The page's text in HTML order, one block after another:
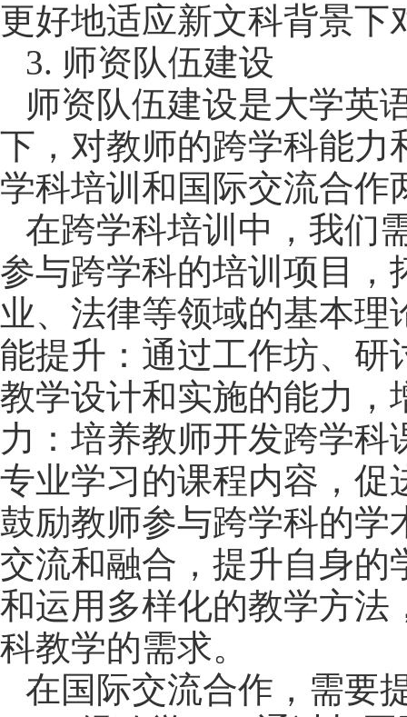
更好地适应新文科背景下
3. 师资队伍建设
师资队伍建设是大学英
下，对教师的跨学科能力
学科培训和国际交流合作
在跨学科培训 中，我们
参与跨学科的培训项目，
业、法律等领域的基本
能提升：通过工作坊、研
教学设计和实施的能力，
力：培养教师开发跨学
专业学习的课程内容，促
鼓励教师参与跨学科的学
交流和融合，提升自身的
和运用多样化的教学方法
科教学的需求。
在国际交流合作 ，需要